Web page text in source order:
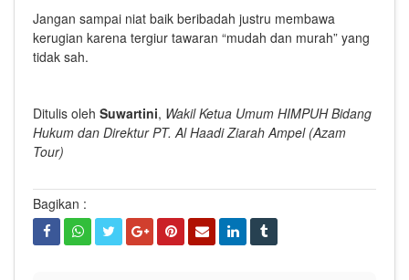
Jangan sampai niat baik beribadah justru membawa
kerugian karena tergiur tawaran “mudah dan murah” yang
tidak sah.
Ditulis oleh Suwartini, Wakil Ketua Umum HIMPUH Bidang
Hukum dan Direktur PT. Al Haadi Ziarah Ampel (Azam
Tour)
Bagikan :